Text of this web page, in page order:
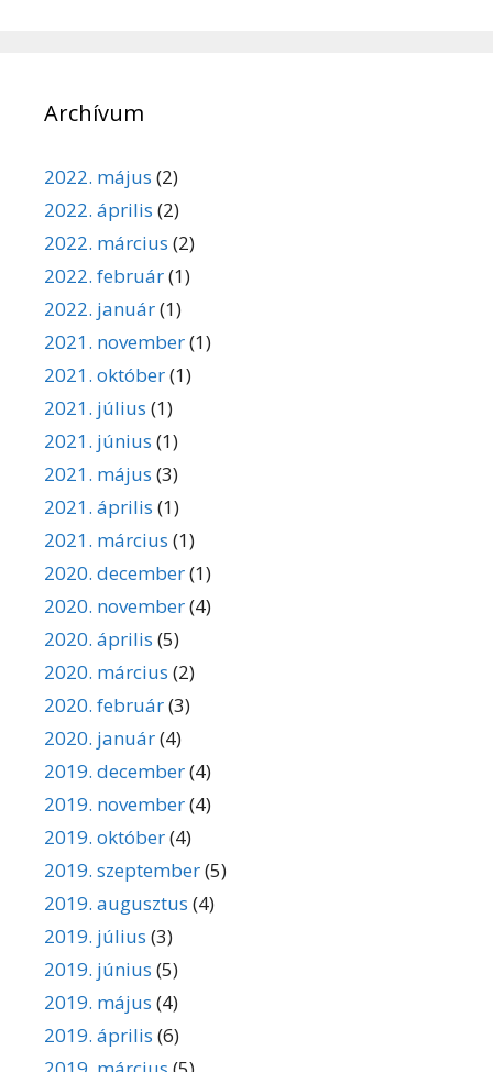
Archívum
2022. május (2)
2022. április (2)
2022. március (2)
2022. február(1)
2022. január(1)
2021. november(1)
2021. október(1)
2021. július (1)
2021. június (1)
2021. május (3)
2021. április (1)
2021. március (1)
2020. december(1)
2020. november(4)
2020. április (5)
2020. március (2)
2020. február(3)
2020. január(4)
2019. december(4)
2019. november(4)
2019. október(4)
2019. szeptember(5)
2019. augusztus (4)
2019. július (3)
2019. június (5)
2019. május (4)
2019. április (6)